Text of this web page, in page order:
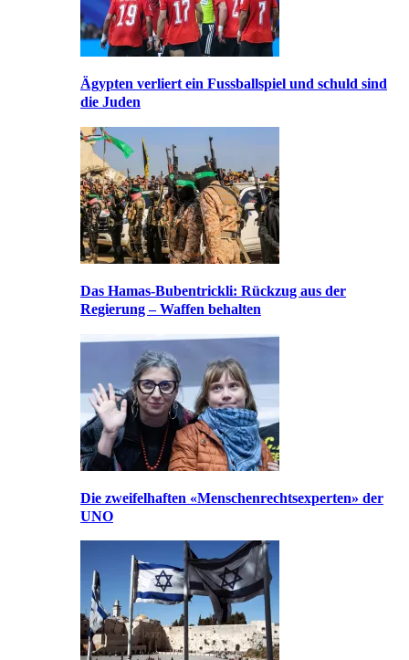
Ägypten verliert ein Fussballspiel und schuld sind
die Juden
Das Hamas-Bubentrickli: Rückzug aus der
Regierung – Waffen behalten
Die zweifelhaften «Menschenrechtsexperten» der
UNO